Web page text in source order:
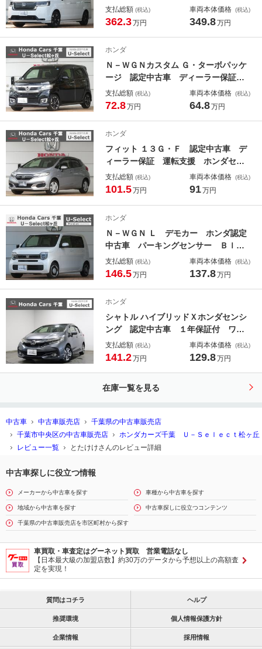
ダ認定中古車 ブラインドスポットイ
ンフォメーション 電動リアゲート
ー オットマン ＥＴＣ
支払総額 (税込)
362.3万円
車両本体価格 (税込)
349.8万円
ホンダ
Ｎ－ＷＧＮカスタム Ｇ・ターボパッケ
ージ 認定中古車 ディーラー保証
Ｂｌｕｅｔｏｏｔｈ対応ナビ ＵＳＢ
入力端子 バックカメラ クルーズコ
ル デスチャージライト ベンチシー
ト
支払総額 (税込)
72.8万円
車両本体価格 (税込)
64.8万円
ホンダ
フィット １３Ｇ・Ｆ 認定中古車 デ
ィーラー保証 運転支援 ホンダセン
シング Ｂｌｕｅｔｏｏｔｈ対応ナ
ビ ＵＳＢ入力端子 クルーズコント
クカメラ ＢＴ
支払総額 (税込)
101.5万円
車両本体価格 (税込)
91万円
ホンダ
Ｎ－ＷＧＮ Ｌ デモカー ホンダ認定
中古車 パーキングセンサー Ｂｌｕ
ｅｔｏｏｔｈ対応ナビ アダプティブ
クルーズコントロール シートヒータ
センシング
支払総額 (税込)
146.5万円
車両本体価格 (税込)
137.8万円
ホンダ
シャトル ハイブリッドＸホンダセンシ
ング 認定中古車 １年保証付 ワン
オーナー ナビ Ｂカメラ ドラレ
コ ＥＴＣ 運転支援 ハーフレザー
ル 電動格納ドアミラー シートヒー
支払総額 (税込)
141.2万円
車両本体価格 (税込)
129.8万円
在庫一覧を見る
中古車 中古車販売店
千葉県の中古車販売店
千葉市中央区の中古車販売店
ホンダカーズ千葉 Ｕ－Ｓｅｌｅｃｔ松ヶ丘
レビュー一覧
とたけけさんのレビュー詳細
中古車探しに役立つ情報
メーカーから中古車を探す 車種から中古車を探す
地域から中古車を探す 中古車探しに役立つコンテンツ
千葉県の中古車販売店を市区町村から探す
車買取・車査定はグーネット買取 営業電話なし
【日本最大級の加盟店数】約30万のデータから予想以上の高額査
定を実現！
質問はコチラ ヘルプ
推奨環境 個人情報保護方針
企業情報 採用情報